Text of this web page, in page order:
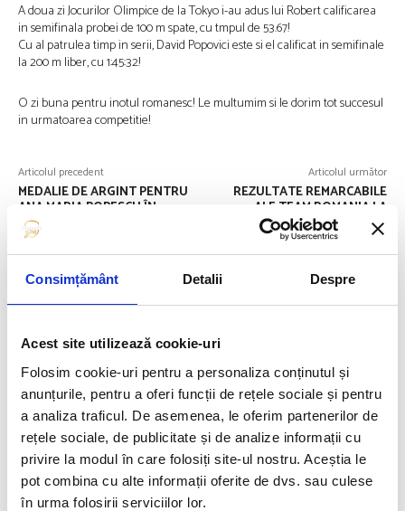
Consimțământ Detalii Despre
Acest site utilizează cookie-uri
Folosim cookie-uri pentru a personaliza conținutul și
anunțurile, pentru a oferi funcții de rețele sociale și pentru
a analiza traficul. De asemenea, le oferim partenerilor de
rețele sociale, de publicitate și de analize informații cu
privire la modul în care folosiți site-ul nostru. Aceștia le
pot combina cu alte informații oferite de dvs. sau culese
în urma folosirii serviciilor lor.
A doua zi Jocurilor Olimpice de la Tokyo i-au adus lui Robert calificarea
in semifinala probei de 100 m spate, cu tmpul de 53.67!
Cu al patrulea timp in serii, David Popovici este si el calificat in semifinale
la 200 m liber, cu 1:45:32!
O zi buna pentru inotul romanesc! Le multumim si le dorim tot succesul
in urmatoarea competitie!
Articolul precedent
MEDALIE DE ARGINT PENTRU
ANA MARIA POPESCU ÎN
PROBA FEMININĂ DE SPADĂ.
Articolul următor
REZULTATE REMARCABILE
ALE TEAM ROMANIA LA
CANOTAJ, ÎN ZIUA 2 A TOKIO
2020
FUELLED BY